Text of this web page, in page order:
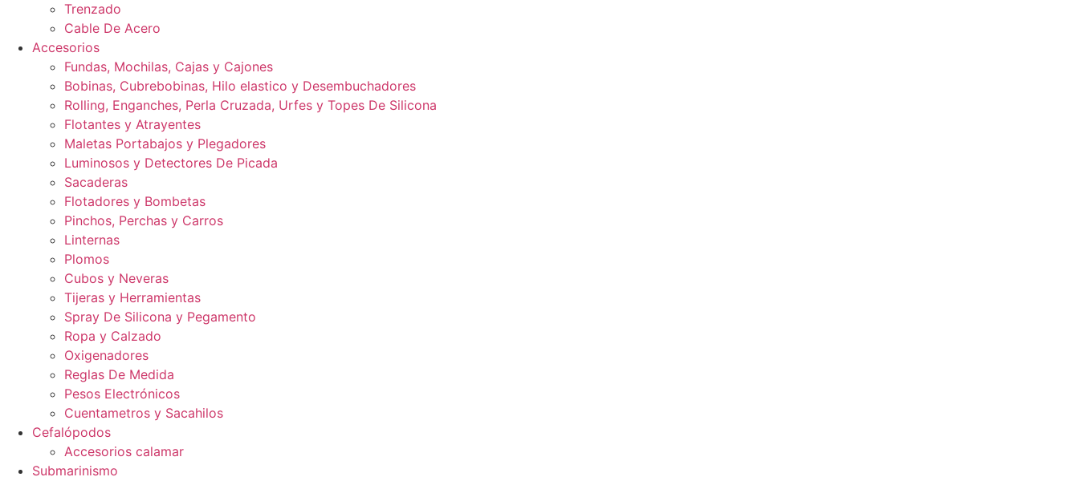
Trenzado
Cable De Acero
Accesorios
Fundas, Mochilas, Cajas y Cajones
Bobinas, Cubrebobinas, Hilo elastico y Desembuchadores
Rolling, Enganches, Perla Cruzada, Urfes y Topes De Silicona
Flotantes y Atrayentes
Maletas Portabajos y Plegadores
Luminosos y Detectores De Picada
Sacaderas
Flotadores y Bombetas
Pinchos, Perchas y Carros
Linternas
Plomos
Cubos y Neveras
Tijeras y Herramientas
Spray De Silicona y Pegamento
Ropa y Calzado
Oxigenadores
Reglas De Medida
Pesos Electrónicos
Cuentametros y Sacahilos
Cefalópodos
Accesorios calamar
Submarinismo